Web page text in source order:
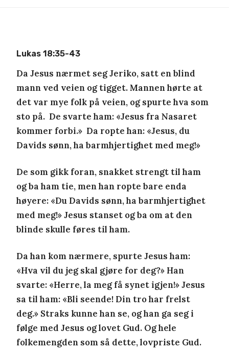
Lukas 18:35-43
Da Jesus nærmet seg Jeriko, satt en blind
mann ved veien og tigget. Mannen hørte at
det var mye folk på veien, og spurte hva som
sto på. De svarte ham: «Jesus fra Nasaret
kommer forbi.» Da ropte han: «Jesus, du
Davids sønn, ha barmhjertighet med meg!»
De som gikk foran, snakket strengt til ham
og ba ham tie, men han ropte bare enda
høyere: «Du Davids sønn, ha barmhjertighet
med meg!» Jesus stanset og ba om at den
blinde skulle føres til ham.
Da han kom nærmere, spurte Jesus ham:
«Hva vil du jeg skal gjøre for deg?» Han
svarte: «Herre, la meg få synet igjen!» Jesus
sa til ham: «Bli seende! Din tro har frelst
deg.» Straks kunne han se, og han ga seg i
følge med Jesus og lovet Gud. Og hele
folkemengden som så dette, lovpriste Gud.